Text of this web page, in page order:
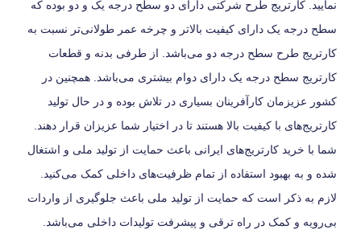
نمایید. کارتریج طرح شرکتی دارای دو سطح درجه یک و دو بوده که
سطح درجه یک دارای کیفیت بالاتر و چرخه عمر طولانی‌تر نسبت به
کارتریج طرح سطح درجه دو می‌باشد. از طرفی بدنه و قطعات
کارتریج سطح درجه یک دارای دوام بیشتری می‌باشد. همچنین در
کشور عزیزمان کارآفرینان بسیاری در تلاش بوده و در حال تولید
کارتریج‌های با کیفیت بالا هستند تا در اختیار شما عزیزان قرار دهند.
شما با خرید کارتریج‌های ایرانی باعث حمایت از تولید ملی و اشتغال
شده و به بهبود استفاده از تمام ظرفیت‌های داخلی کمک می‌کنید.
لازم به ذکر است که حمایت از تولید ملی باعث جلوگیری از واردات
بی‌رویه و کمک در راه ترقی و پیشرفت تولیدات داخلی می‌باشد.